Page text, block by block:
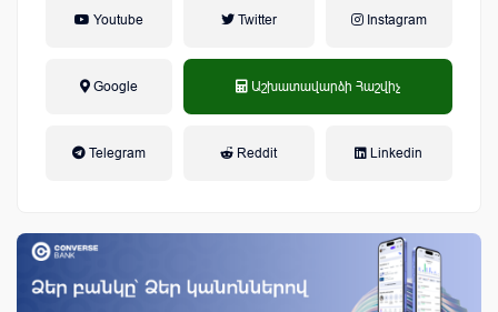
Youtube Twitter Instagram
Google Աշխատավարձի Հաշվիչ
Telegram Reddit Linkedin